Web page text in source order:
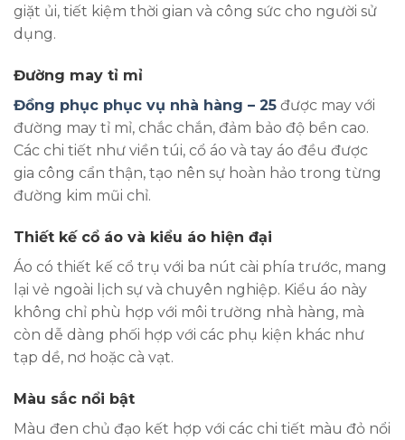
giặt ủi, tiết kiệm thời gian và công sức cho người sử
dụng.
Đường may tỉ mỉ
Đồng phục phục vụ nhà hàng – 25 được may với
đường may tỉ mỉ, chắc chắn, đảm bảo độ bền cao.
Các chi tiết như viền túi, cổ áo và tay áo đều được
gia công cẩn thận, tạo nên sự hoàn hảo trong từng
đường kim mũi chỉ.
Thiết kế cổ áo và kiểu áo hiện đại
Áo có thiết kế cổ trụ với ba nút cài phía trước, mang
lại vẻ ngoài lịch sự và chuyên nghiệp. Kiểu áo này
không chỉ phù hợp với môi trường nhà hàng, mà
còn dễ dàng phối hợp với các phụ kiện khác như
tạp dề, nơ hoặc cà vạt.
Màu sắc nổi bật
Màu đen chủ đạo kết hợp với các chi tiết màu đỏ nổi